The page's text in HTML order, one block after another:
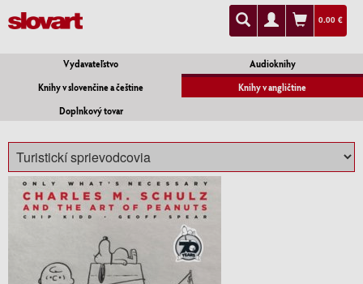
0.00 €
Vydavateľstvo
Audioknihy
Knihy v slovenčine a češtine
Knihy v angličtine
Doplnkový tovar